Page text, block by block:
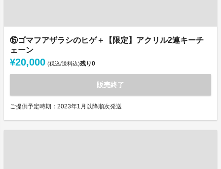
⑮ゴマフアザラシのヒゲ＋【限定】アクリル2連キーチ
ェーン
¥20,000 (税込/送料込)残り0
販売終了
ご提供予定時期：2023年1月以降順次発送